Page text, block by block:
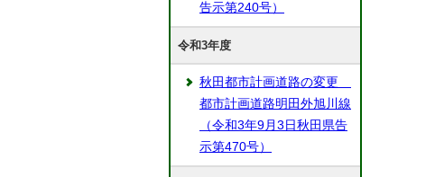
告示第240号）
令和3年度
秋田都市計画道路の変更
都市計画道路明田外旭川線
（令和3年9月3日秋田県告
示第470号）